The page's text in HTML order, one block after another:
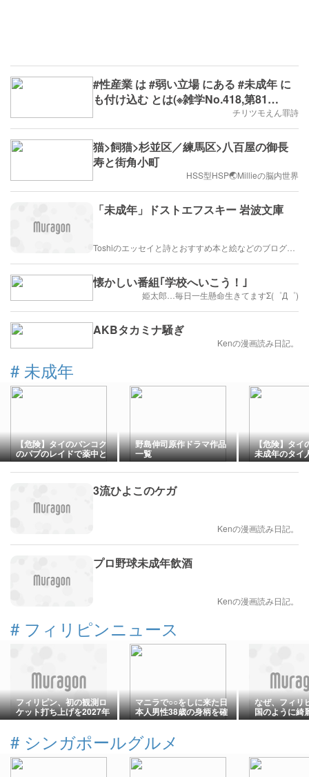
#性産業 は #弱い立場 にある #未成年 に
も付け込む とは(※雑学No.418,第81
週,2023/5/29(月)～,B.D.+275)チリツモえん罪詩
猫>飼猫>杉並区／練馬区>八百屋の御長
寿と街角小町
HSS型HSP🌏Millieの脳内世界
「未成年」ドストエフスキー 岩波文庫
懐かしい番組｢学校へいこう！｣
姫太郎…毎日一生懸命生きてますΣ(゜Д゜)
AKBタカミナ騒ぎ
Kenの漫画読み日記。
# 未成年
【危険】タイのバンコク
のパブのレイドで薬中と
未成年！
野島伸司原作ドラマ作品
一覧
【危険】タイ
未成年のタイ
に会った後に
件！
3流ひよこのケガ
Kenの漫画読み日記。
プロ野球未成年飲酒
Kenの漫画読み日記。
# フィリピンニュース
フィリピン、初の観測ロ
ケット打ち上げを2027年
バレンタインデーに予定
マニラで○○をしに来た日
本人男性38歳の身柄を確
保！日本の裁判所から逮
なぜ、フィリ
国のように綺
整備されない
# シンガポールグルメ